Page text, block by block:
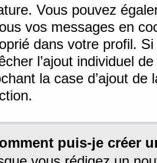
Vous pouvez
vos messages en
dans votre profil.
l’ajout individuel
la case d’ajout
puis-je créer